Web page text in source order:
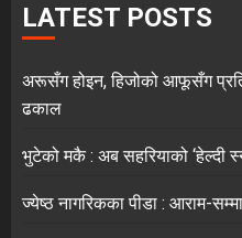
LATEST POSTS
अरूसँग होइन, हिजोको आफूसँग
ढकाल
भुटेको मकै : अब सहरियाको ‘हेल्दी
ज्येष्ठ नागरिकका पीडा : आराम-